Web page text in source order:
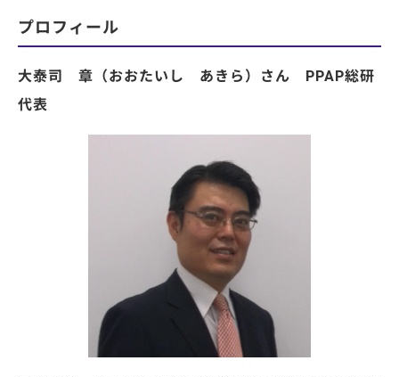
プロフィール
大泰司 章（おおたいし あきら）さん PPAP総研
代表